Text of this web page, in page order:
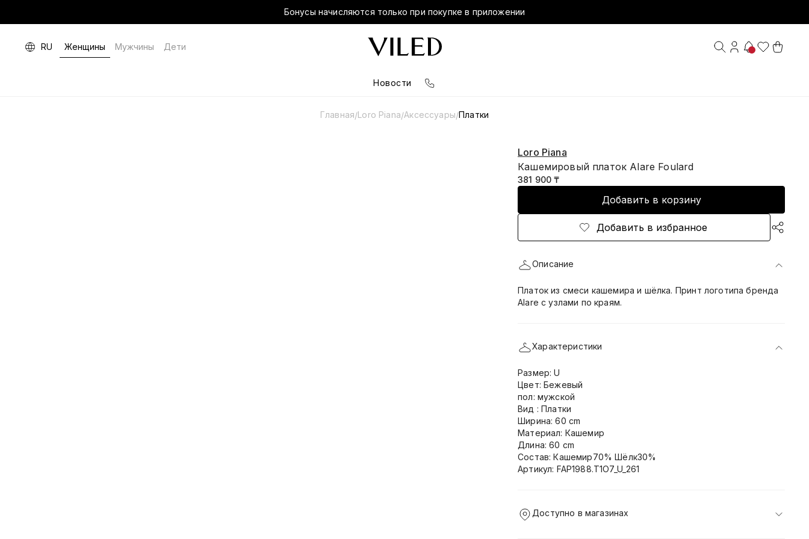
Бонусы начисляются только при покупке в приложении
RU Женщины Мужчины Дети
Новости
Главная/Loro Piana/Аксессуары/Платки
Loro Piana
Кашемировый платок Alare Foulard
381 900 ₸
Добавить в корзину
Добавить в избранное
Описание
Платок из смеси кашемира и шёлка. Принт логотипа бренда
Alare с узлами по краям.
Характеристики
Размер: U
Цвет: Бежевый
пол: мужской
Вид : Платки
Ширина: 60 cm
Материал: Кашемир
Длина: 60 cm
Состав: Кашемир70% Шёлк30%
Артикул: FAP1988.T1O7_U_261
Доступно в магазинах